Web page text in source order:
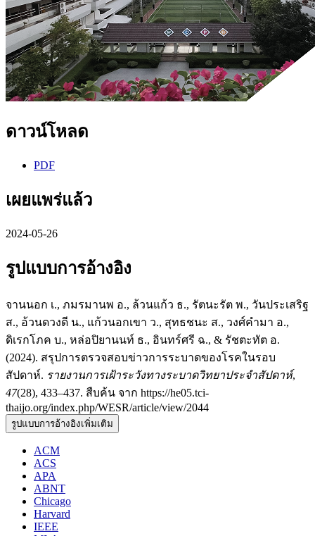
ดาวน์โหลด
PDF
เผยแพร่แล้ว
2024-05-26
รูปแบบการอ้างอิง
จานนอก เ., ภมรมานพ อ., ล้วนแก้ว ธ., รัตนะรัต พ., วันประเสริฐ
ส., อ้วนดวงดี น., แก้วนอกเขา ว., สุทธชนะ ส., วงศ์คำมา อ.,
ดิเรกโภค บ., หล่อปิยานนท์ ธ., อินทร์ศรี ฉ., & รัชตะทัต อ.
(2024). สรุปการตรวจสอบข่าวการระบาดของโรคในรอบ
สัปดาห์. รายงานการเฝ้าระวังทางระบาดวิทยาประจำสัปดาห์,
47(28), 433–437. สืบค้น จาก https://he05.tci-
thaijo.org/index.php/WESR/article/view/2044
รูปแบบการอ้างอิงเพิ่มเติม
ACM
ACS
APA
ABNT
Chicago
Harvard
IEEE